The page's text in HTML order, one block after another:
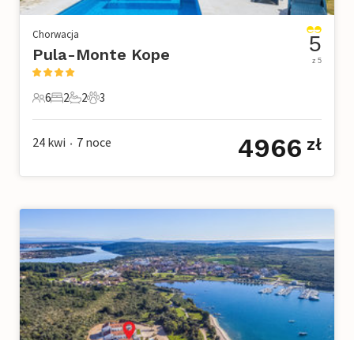
Chorwacja
Pula-Monte Kope
6 Goście
6
2 Sypialnie
2
2 Łazienki
2
3 Zwierzęta domowe
3
5
z 5
24 kwi • 7 noce 4966 zł